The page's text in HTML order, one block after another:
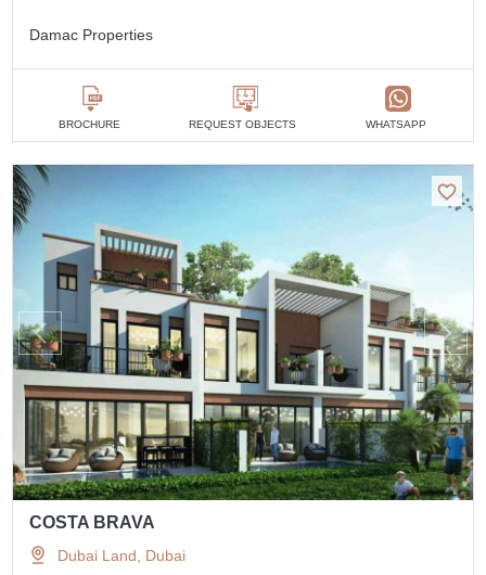
Damac Properties
BROCHURE REQUEST OBJECTS WHATSAPP
COSTA BRAVA
Dubai Land, Dubai